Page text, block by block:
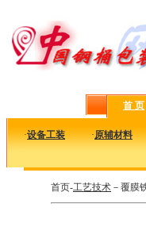
首 页
·设备工装 ·原辅材料
首页-工艺技术 －覆膜